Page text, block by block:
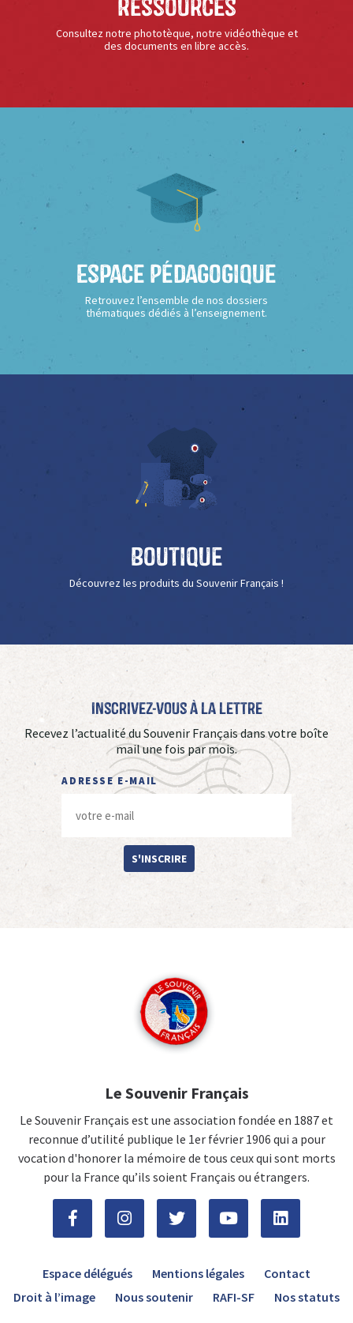
Ressources
Consultez notre phototèque, notre vidéothèque et
des documents en libre accès.
Espace Pédagogique
Retrouvez l’ensemble de nos dossiers
thématiques dédiés à l’enseignement.
Boutique
Découvrez les produits du Souvenir Français !
Inscrivez-vous à La Lettre
Recevez l’actualité du Souvenir Français dans votre boîte
mail une fois par mois.
ADRESSE E-MAIL
S'INSCRIRE
Le Souvenir Français
Le Souvenir Français est une association fondée en 1887 et
reconnue d’utilité publique le 1er février 1906 qui a pour
vocation d'honorer la mémoire de tous ceux qui sont morts
pour la France qu’ils soient Français ou étrangers.
Espace délégués Mentions légales
Contact
Droit à l’image
Nous soutenir RAFI-SF Nos statuts